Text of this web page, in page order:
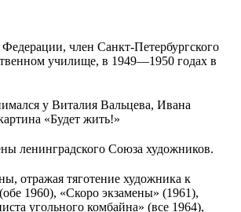
член Санкт-Петербургского
училище, в 1949—1950 годах в
у Виталия Вальцева, Ивана
«Будет жить!»
ленинградского Союза художников.
отражая тяготение художника к
1960), «Скоро экзамены» (1961),
угольного комбайна» (все 1964),